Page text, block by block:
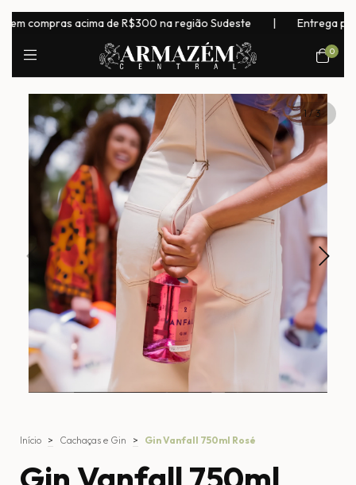
acima de R$300 na região Sudeste | Entrega para
0
1 /3
Início > Cachaças e Gin > Gin Vanfall 750ml Rosé